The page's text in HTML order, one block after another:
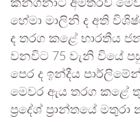
කන්ගනාට අමතරව
හේමා මාලිනි ද අති
ද තරග කළේ භාරතීය
වනවිට 75 වැනි වියේ
පෙර ද ඉන්දීය
මෙවර ඇය තරග කළේ
ප්‍රදේශ් ප්‍රාන්තයේ